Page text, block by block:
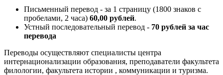
Письменный перевод - за 1 страницу (1800 знаков с
пробелами, 2 часа) 60,00 рублей.
Устный последовательный перевод - 70 рублей за час
перевода
Переводы осуществляют специалисты центра
интернационализации образования, преподаватели факультета
филологии, факультета истории , коммуникации и туризма.